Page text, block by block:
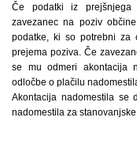
Če podatki iz prejšnjega
zavezanec na poziv
podatke, ki so potrebni za
prejema poziva. Če
se mu odmeri akontacija
odločbe o plačilu
Akontacija nadomestila se
nadomestila za